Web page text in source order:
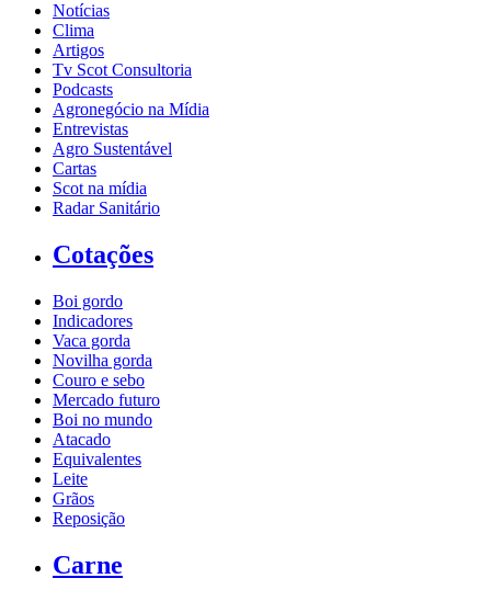
Notícias
Clima
Artigos
Tv Scot Consultoria
Podcasts
Agronegócio na Mídia
Entrevistas
Agro Sustentável
Cartas
Scot na mídia
Radar Sanitário
Cotações
Boi gordo
Indicadores
Vaca gorda
Novilha gorda
Couro e sebo
Mercado futuro
Boi no mundo
Atacado
Equivalentes
Leite
Grãos
Reposição
Carne